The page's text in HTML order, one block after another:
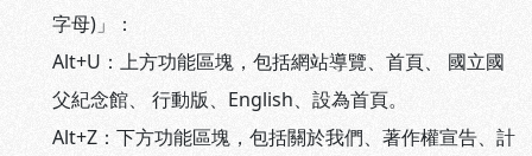
字母)」：
Alt+U：上方功能區塊，包括網站導覽、首頁、 國立國
父紀念館、 行動版、English、設為首頁。
Alt+Z：下方功能區塊，包括關於我們、著作權宣告、計